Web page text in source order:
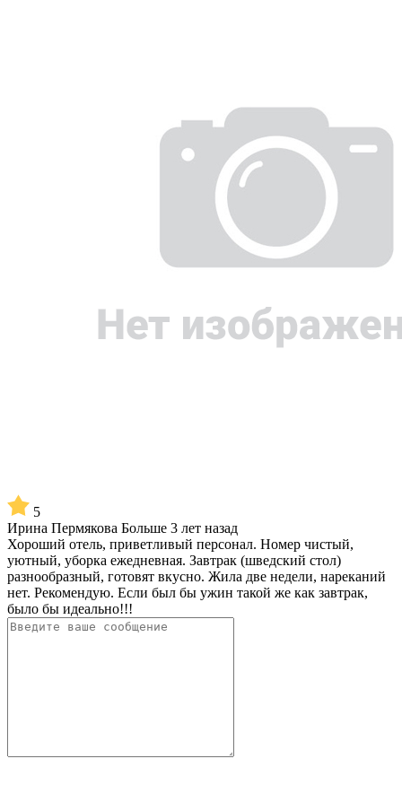
5
Ирина Пермякова Больше 3 лет назад
Хороший отель, приветливый персонал. Номер чистый,
уютный, уборка ежедневная. Завтрак (шведский стол)
разнообразный, готовят вкусно. Жила две недели, нареканий
нет. Рекомендую. Если был бы ужин такой же как завтрак,
было бы идеально!!!